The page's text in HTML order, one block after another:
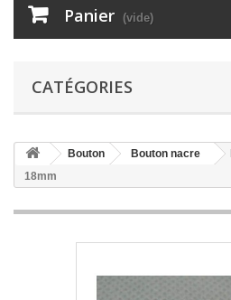
Panier (vide)
CATÉGORIES
Bouton Bouton nacre
18mm